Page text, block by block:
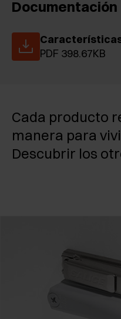
Documentación
PDF 398.67KB
Cada producto
manera para
Descubrir los